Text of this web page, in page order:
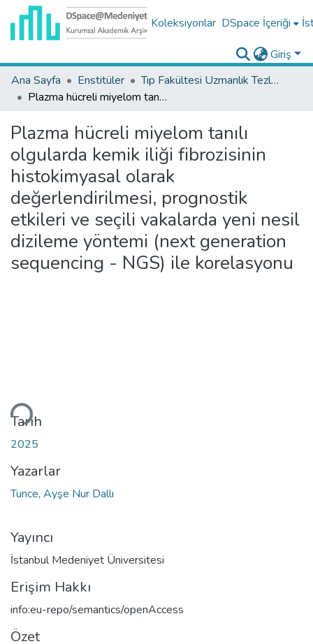
Koleksiyonlar DSpace İçeriği
Giriş
Ana Sayfa
Enstitüler
Tıp Fakültesi Uzmanlık Tezleri
Plazma hücreli miyelom tanılı olgularda kemik iliği fibrozisinin histokimyasal olarak değerlendirilmesi, prognostik etkileri ve seçili vakalarda yeni nesil dizileme yöntemi (next generation sequencing - NGS) ile korelasyonu
Plazma hücreli miyelom tanılı
olgularda kemik iliği fibrozisinin
histokimyasal olarak
değerlendirilmesi, prognostik
etkileri ve seçili vakalarda yeni nesil
dizileme yöntemi (next generation
sequencing - NGS) ile korelasyonu
Yükleniyor...
Tarih
2025
Yazarlar
Tunce, Ayşe Nur Dallı
Yayıncı
İstanbul Medeniyet Üniversitesi
Erişim Hakkı
info:eu-repo/semantics/openAccess
Özet